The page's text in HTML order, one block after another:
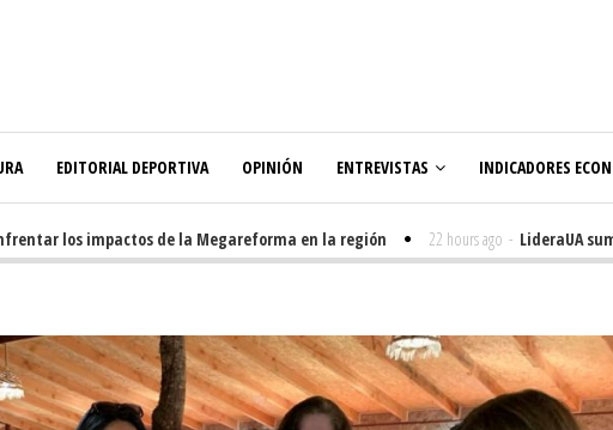
EDITORIAL DEPORTIVA OPINIÓN ENTREVISTAS INDICADORES
los impactos de la Megareforma en la región 22 hours ago - LideraUA suma